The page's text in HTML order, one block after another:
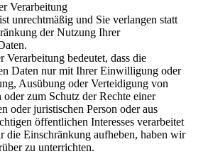
Verarbeitung
unrechtmäßig und Sie verlangen statt
der Nutzung Ihrer
Verarbeitung bedeutet, dass die
Daten nur mit Ihrer Einwilligung oder
Ausübung oder Verteidigung von
oder zum Schutz der Rechte einer
oder juristischen Person oder aus
öffentlichen Interesses verarbeitet
die Einschränkung aufheben, haben wir
zu unterrichten.